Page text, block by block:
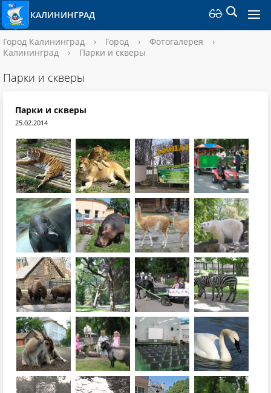
КАЛИНИНГРАД
Город Калининград › Город › Фотогалерея
›
Калининград
› Парки и скверы
Парки и скверы
Парки и скверы
25.02.2014